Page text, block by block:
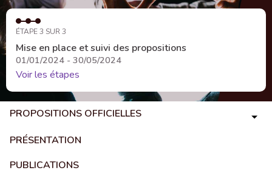
ÉTAPE 3 SUR 3
Mise en place et suivi des propositions
01/01/2024 - 30/05/2024
Voir les étapes
PROPOSITIONS OFFICIELLES
PRÉSENTATION
PUBLICATIONS